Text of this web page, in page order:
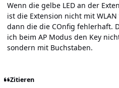
Wenn die gelbe LED an der
ist die Extension nicht mit
dann die die COnfig fehlerhaft.
ich beim AP Modus den Key
sondern mit Buchstaben.
Zitieren